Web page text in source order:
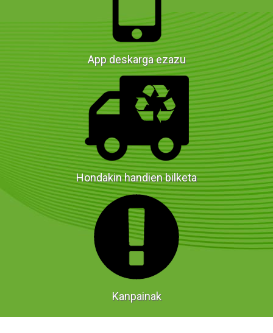
App deskarga ezazu
Hondakin handien bilketa
Kanpainak